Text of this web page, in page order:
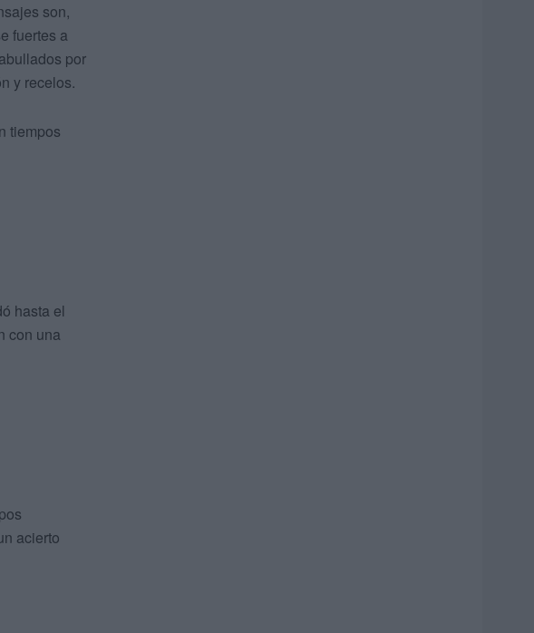
son,
fuertes a
por
y recelos.
tiempos
hasta el
con una
acierto